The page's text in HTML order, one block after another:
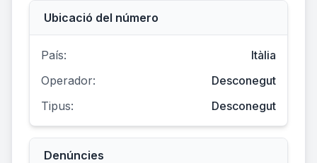
Ubicació del número
País:
Itàlia
Operador:
Desconegut
Tipus:
Desconegut
Denúncies